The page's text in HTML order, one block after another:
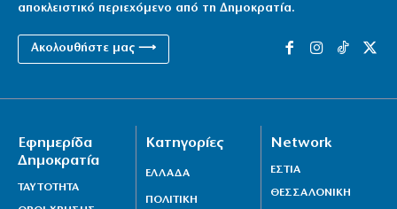
αποκλειστικό περιεχόμενο από τη Δημοκρατία.
Ακολουθήστε μας ⟶
Εφημερίδα
Δημοκρατία
ΤΑΥΤΟΤΗΤΑ
Κατηγορίες
ΕΛΛΑΔΑ
ΠΟΛΙΤΙΚΗ
Network
ΕΣΤΙΑ
ΘΕΣΣΑΛΟΝΙΚΗ